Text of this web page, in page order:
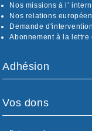
Nos missions à l’
Nos relations
Demande d'intervention
Abonnement à la lettre
Adhésion
Vos dons